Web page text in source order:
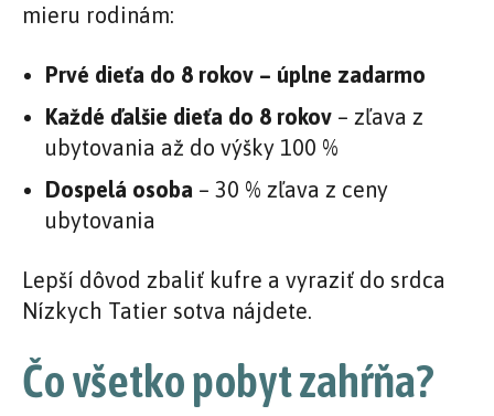
mieru rodinám:
Prvé dieťa do 8 rokov – úplne zadarmo
Každé ďalšie dieťa do 8 rokov – zľava z
ubytovania až do výšky 100 %
Dospelá osoba – 30 % zľava z ceny
ubytovania
Lepší dôvod zbaliť kufre a vyraziť do srdca
Nízkych Tatier sotva nájdete.
Čo všetko pobyt zahŕňa?